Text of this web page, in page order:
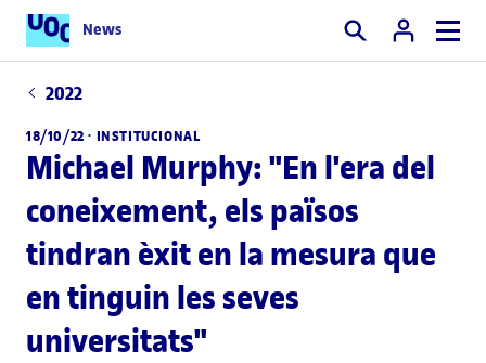
News Cercar
2022
18/10/22 · INSTITUCIONAL
Michael Murphy: "En l'era del
coneixement, els països
tindran èxit en la mesura que
en tinguin les seves
universitats"